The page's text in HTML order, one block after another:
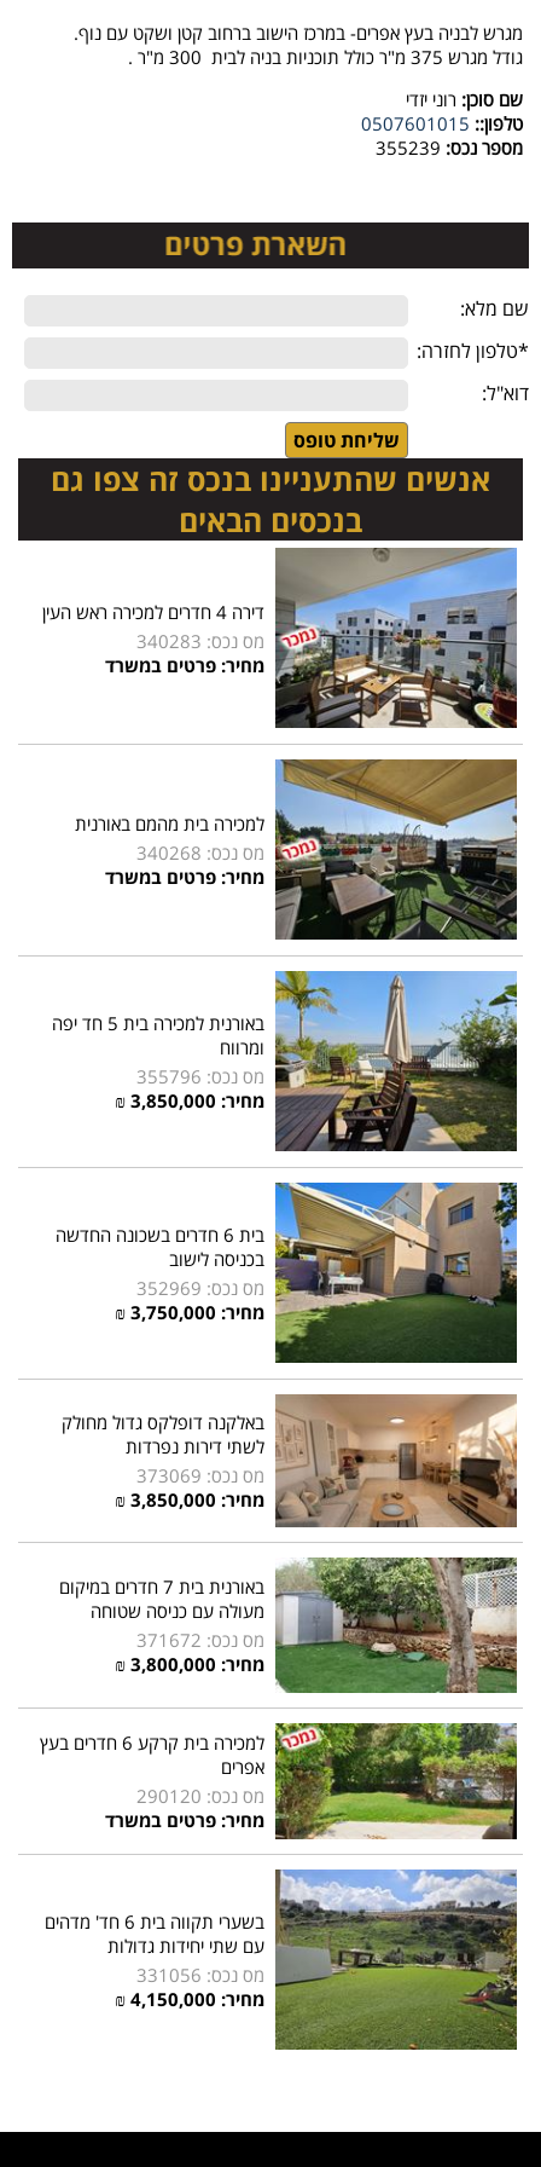
מגרש לבניה בעץ אפרים- במרכז הישוב ברחוב קטן ושקט עם נוף.
גודל מגרש 375 מ"ר כולל תוכניות בניה לבית 300 מ"ר .
שם סוכן: רוני יזדי
טלפון:: 0507601015
מספר נכס: 355239
שם מלא:
*טלפון לחזרה:
דוא"ל:
אנשים שהתעניינו בנכס זה צפו גם
בנכסים הבאים
דירה 4 חדרים למכירה ראש העין
מס נכס: 340283
מחיר: פרטים במשרד
למכירה בית מהמם באורנית
מס נכס: 340268
מחיר: פרטים במשרד
באורנית למכירה בית 5 חד יפה
ומרווח
מס נכס: 355796
מחיר: 3,850,000 ₪
בית 6 חדרים בשכונה החדשה
בכניסה לישוב
מס נכס: 352969
מחיר: 3,750,000 ₪
באלקנה דופלקס גדול מחולק
לשתי דירות נפרדות
מס נכס: 373069
מחיר: 3,850,000 ₪
באורנית בית 7 חדרים במיקום
מעולה עם כניסה שטוחה
מס נכס: 371672
מחיר: 3,800,000 ₪
למכירה בית קרקע 6 חדרים בעץ
אפרים
מס נכס: 290120
מחיר: פרטים במשרד
בשערי תקווה בית 6 חד' מדהים
עם שתי יחידות גדולות
מס נכס: 331056
מחיר: 4,150,000 ₪